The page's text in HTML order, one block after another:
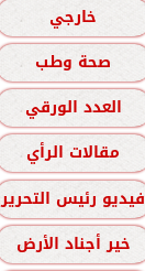
خارجي
صحة وطب
العدد الورقي
مقالات الرأي
فيديو رئيس التحرير
خير أجناد الأرض